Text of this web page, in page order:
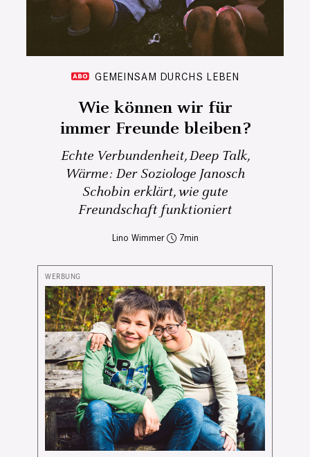
GEMEINSAM DURCHS LEBEN
Wie können wir für
immer Freunde bleiben?
Echte Verbundenheit, Deep Talk,
Wärme: Der Soziologe Janosch
Schobin erklärt, wie gute
Freundschaft funktioniert
Lino Wimmer 7